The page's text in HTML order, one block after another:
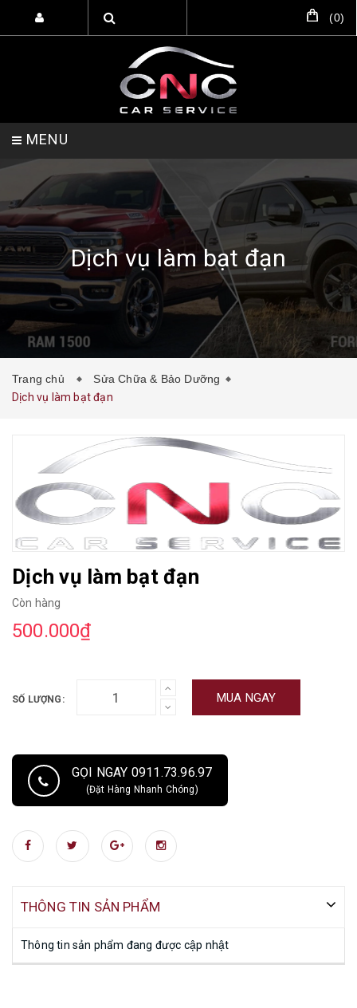
(0)
MENU
TRANG CHỦ DỊCH VỤ SẢN PHẨM
HỖ TRỢ SETUP GARA LIÊN HỆ
Dịch vụ làm bạt đạn
Trang chủ
Sửa Chữa & Bảo Dưỡng
Dịch vụ làm bạt đạn
Dịch vụ làm bạt đạn
Còn hàng
500.000₫
SỐ LƯỢNG: MUA NGAY
GỌI NGAY 0911.73.96.97
(Đặt Hàng Nhanh Chóng)
THÔNG TIN SẢN PHẨM
Thông tin sản phẩm đang được cập nhật